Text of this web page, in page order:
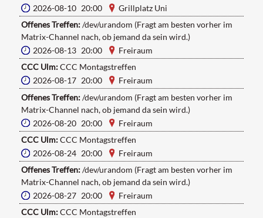
2026-08-10 20:00
Grillplatz Uni
Offenes Treffen:/dev/urandom (Fragt am besten vorher im
Matrix-Channel nach, ob jemand da sein wird.)
2026-08-13 20:00
Freiraum
CCC Ulm:CCC Montagstreffen
2026-08-17 20:00
Freiraum
Offenes Treffen:/dev/urandom (Fragt am besten vorher im
Matrix-Channel nach, ob jemand da sein wird.)
2026-08-20 20:00
Freiraum
CCC Ulm:CCC Montagstreffen
2026-08-24 20:00
Freiraum
Offenes Treffen:/dev/urandom (Fragt am besten vorher im
Matrix-Channel nach, ob jemand da sein wird.)
2026-08-27 20:00
Freiraum
CCC Ulm:CCC Montagstreffen